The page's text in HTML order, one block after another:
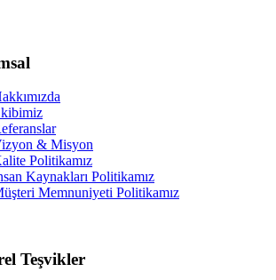
& Misyon
Politikamız
Kaynakları Politikamız
Memnuniyeti Politikamız
Teşvikler